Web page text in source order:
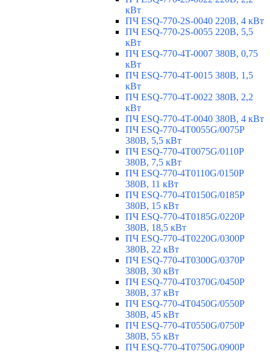
кВт
ПЧ ESQ-770-2S-0040 220В, 4 кВт
ПЧ ESQ-770-2S-0055 220В, 5,5
кВт
ПЧ ESQ-770-4T-0007 380В, 0,75
кВт
ПЧ ESQ-770-4T-0015 380В, 1,5
кВт
ПЧ ESQ-770-4T-0022 380В, 2,2
кВт
ПЧ ESQ-770-4T-0040 380В, 4 кВт
ПЧ ESQ-770-4T0055G/0075P
380В, 5,5 кВт
ПЧ ESQ-770-4T0075G/0110P
380В, 7,5 кВт
ПЧ ESQ-770-4T0110G/0150P
380В, 11 кВт
ПЧ ESQ-770-4T0150G/0185P
380В, 15 кВт
ПЧ ESQ-770-4T0185G/0220P
380В, 18,5 кВт
ПЧ ESQ-770-4T0220G/0300P
380В, 22 кВт
ПЧ ESQ-770-4T0300G/0370P
380В, 30 кВт
ПЧ ESQ-770-4T0370G/0450P
380В, 37 кВт
ПЧ ESQ-770-4T0450G/0550P
380В, 45 кВт
ПЧ ESQ-770-4T0550G/0750P
380В, 55 кВт
ПЧ ESQ-770-4T0750G/0900P